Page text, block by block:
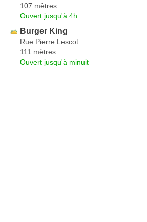
107 mètres
Ouvert jusqu'à 4h
Burger King
Rue Pierre Lescot
111 mètres
Ouvert jusqu'à minuit